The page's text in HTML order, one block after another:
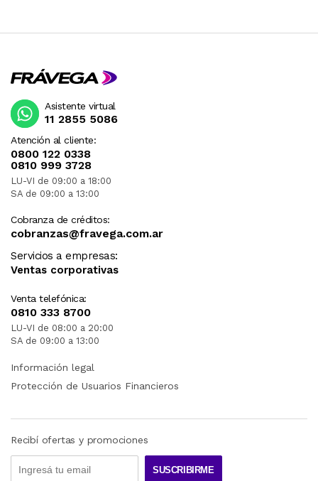
Atención al cliente:
0800 122 0338
0810 999 3728
LU-VI de 09:00 a 18:00
SA de 09:00 a 13:00
Cobranza de créditos:
cobranzas@fravega.com.ar
Servicios a empresas:
Ventas corporativas
Venta telefónica:
0810 333 8700
LU-VI de 08:00 a 20:00
SA de 09:00 a 13:00
Asistente virtual
11 2855 5086
Información legal
Protección de Usuarios Financieros
Recibí ofertas y promociones
SUSCRIBIRME